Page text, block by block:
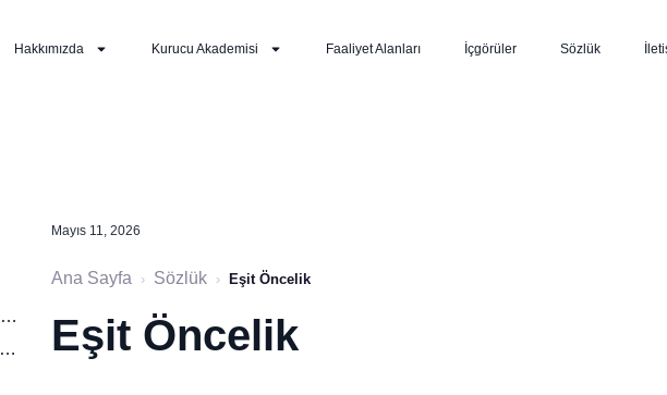
Hakkımızda Kurucu Akademisi Faaliyet Alanları İçgörüler Sözlük
İflas ve Tasfiyede Eşit Öncelik:
İmtiyazlı Hisse Senedinde Eşit Öncelik
Mayıs 11, 2026
Ana Sayfa › Sözlük › Eşit Öncelik
Eşit Öncelik